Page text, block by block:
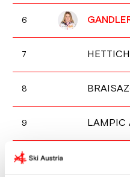
6
7
8
9 LAMPIC
10